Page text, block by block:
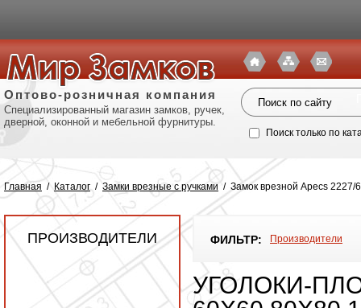
Оптово-розничная компания
Специализированный магазин замков, ручек,
дверной, оконной и мебельной фурнитуры.
Поиск только по
Главная / Каталог / Замки врезные с ручками / Замок врезной Apecs 2227/
ПРОИЗВОДИТЕЛИ ФИЛЬТР: Производители
УГОЛОКИ-